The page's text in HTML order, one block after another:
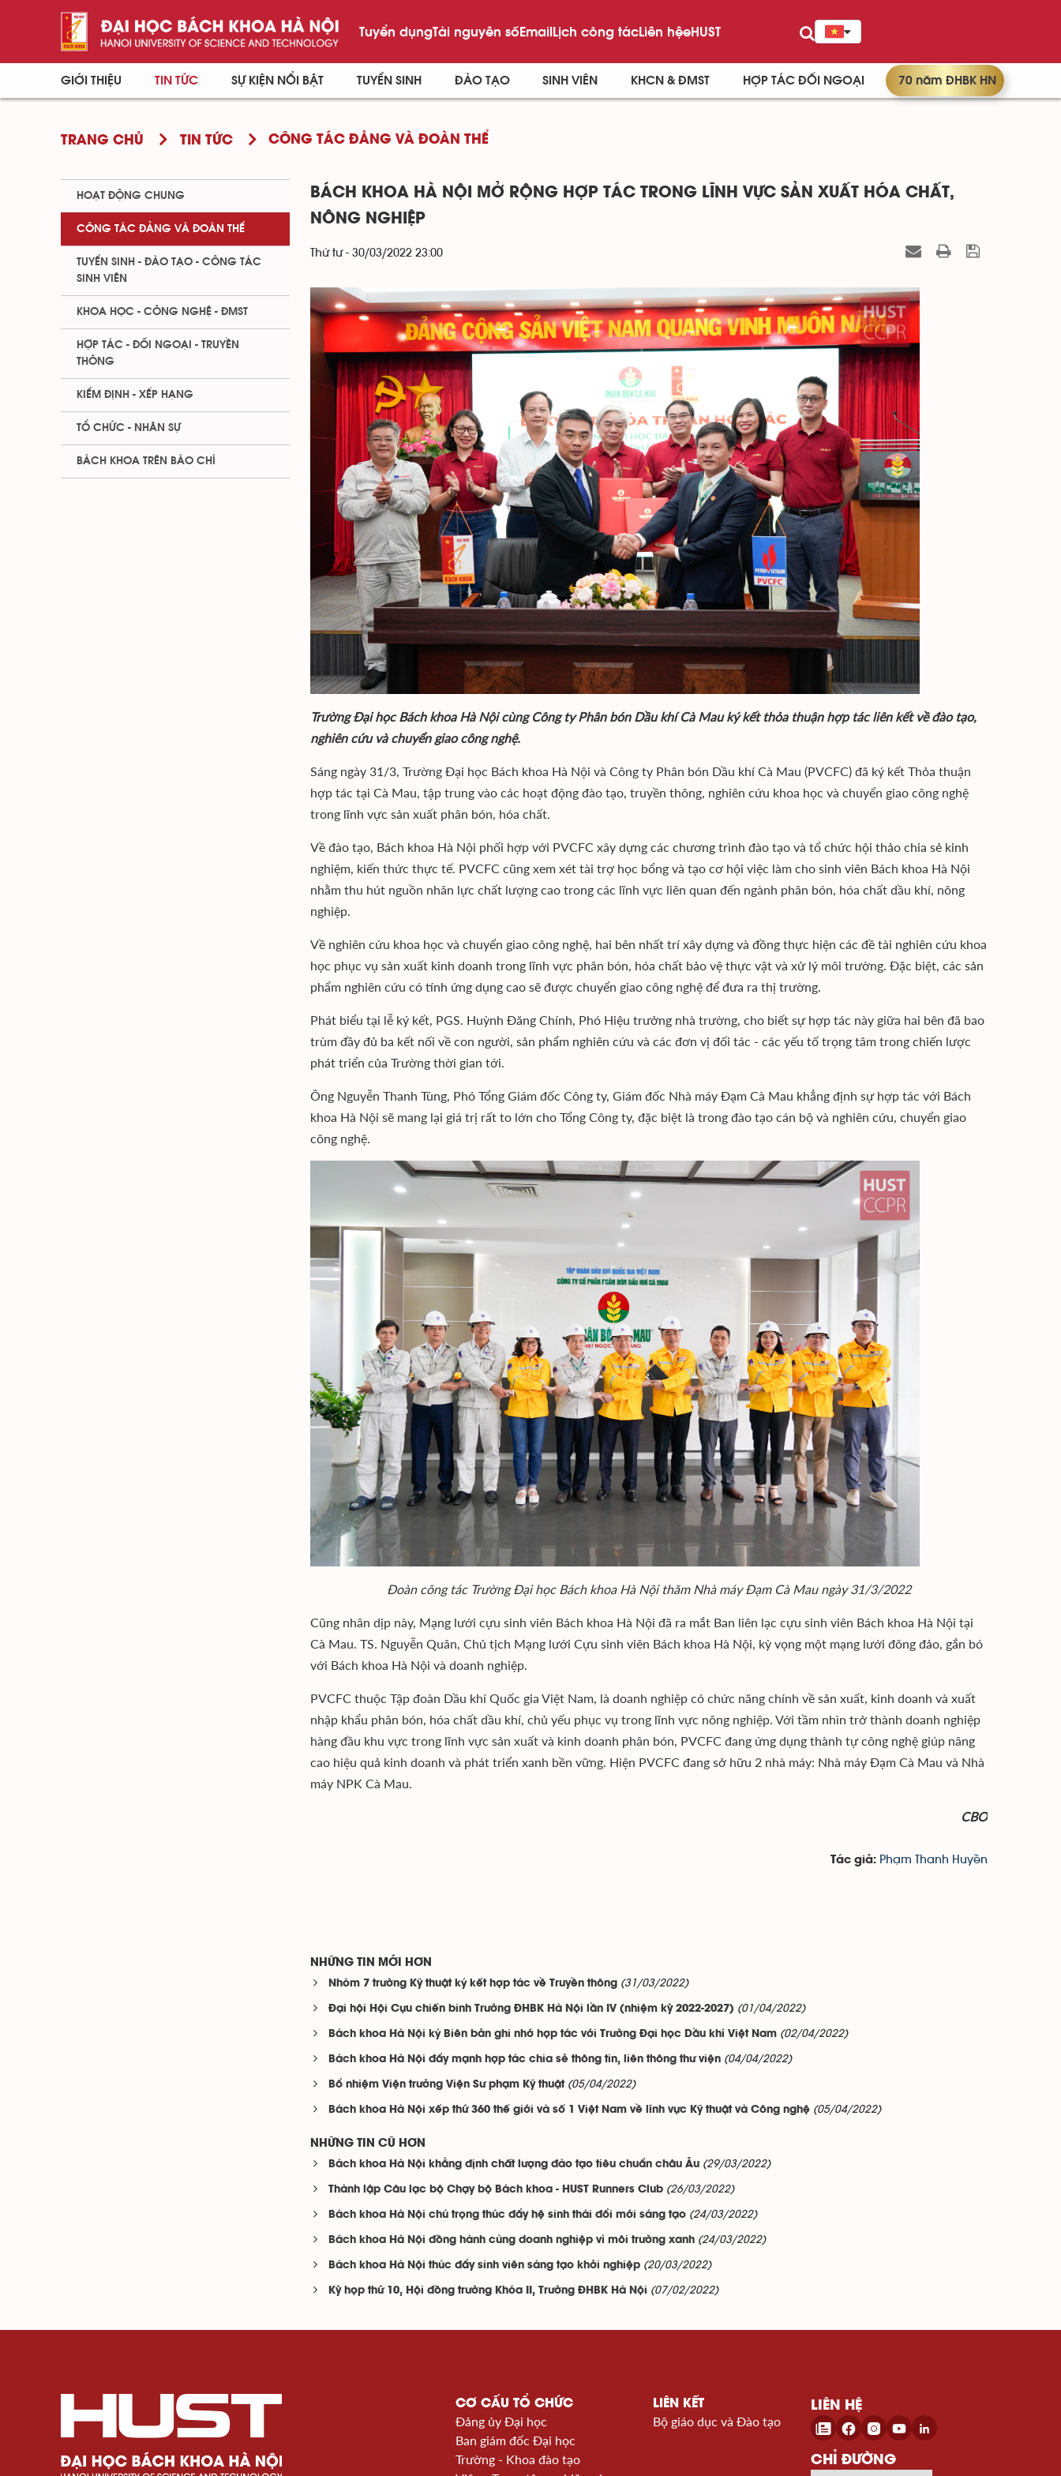
Tuyển dụngTài nguyên sốEmailLịch công tácLiên hệeHUST
GIỚI THIỆU TIN TỨC SỰ KIỆN NỔI BẬT TUYỂN SINH ĐÀO TẠO SINH VIÊN KHCN & ĐMST HỢP TÁC ĐỐI NGOẠI 70 năm ĐHBK HN
TRANG CHỦ TIN TỨC CÔNG TÁC ĐẢNG VÀ ĐOÀN THỂ
BÁCH KHOA HÀ NỘI MỞ RỘNG HỢP TÁC TRONG LĨNH VỰC SẢN XUẤT HÓA CHẤT,
NÔNG NGHIỆP
Thứ tư - 30/03/2022 23:00
Trường Đại học Bách khoa Hà Nội cùng Công ty Phân bón Dầu khí Cà Mau ký kết thỏa thuận hợp tác liên kết về đào tạo,
nghiên cứu và chuyển giao công nghệ.
Sáng ngày 31/3, Trường Đại học Bách khoa Hà Nội và Công ty Phân bón Dầu khí Cà Mau (PVCFC) đã ký kết Thỏa thuận
hợp tác tại Cà Mau, tập trung vào các hoạt động đào tạo, truyền thông, nghiên cứu khoa học và chuyển giao công nghệ
trong lĩnh vực sản xuất phân bón, hóa chất.
Về đào tạo, Bách khoa Hà Nội phối hợp với PVCFC xây dựng các chương trình đào tạo và tổ chức hội thảo chia sẻ kinh
nghiệm, kiến thức thực tế. PVCFC cũng xem xét tài trợ học bổng và tạo cơ hội việc làm cho sinh viên Bách khoa Hà Nội
nhằm thu hút nguồn nhân lực chất lượng cao trong các lĩnh vực liên quan đến ngành phân bón, hóa chất dầu khí, nông
nghiệp.
Về nghiên cứu khoa học và chuyển giao công nghệ, hai bên nhất trí xây dựng và đồng thực hiện các đề tài nghiên cứu khoa
học phục vụ sản xuất kinh doanh trong lĩnh vực phân bón, hóa chất bảo vệ thực vật và xử lý môi trường. Đặc biệt, các sản
phẩm nghiên cứu có tính ứng dụng cao sẽ được chuyển giao công nghệ để đưa ra thị trường.
Phát biểu tại lễ ký kết, PGS. Huỳnh Đăng Chính, Phó Hiệu trưởng nhà trường, cho biết sự hợp tác này giữa hai bên đã bao
trùm đầy đủ ba kết nối về con người, sản phẩm nghiên cứu và các đơn vị đối tác - các yếu tố trọng tâm trong chiến lược
phát triển của Trường thời gian tới.
Ông Nguyễn Thanh Tùng, Phó Tổng Giám đốc Công ty, Giám đốc Nhà máy Đạm Cà Mau khẳng định sự hợp tác với Bách
khoa Hà Nội sẽ mang lại giá trị rất to lớn cho Tổng Công ty, đặc biệt là trong đào tạo cán bộ và nghiên cứu, chuyển giao
công nghệ.
Đoàn công tác Trường Đại học Bách khoa Hà Nội thăm Nhà máy Đạm Cà Mau ngày 31/3/2022
Cũng nhân dịp này, Mạng lưới cựu sinh viên Bách khoa Hà Nội đã ra mắt Ban liên lạc cựu sinh viên Bách khoa Hà Nội tại
Cà Mau. TS. Nguyễn Quân, Chủ tịch Mạng lưới Cựu sinh viên Bách khoa Hà Nội, kỳ vọng một mạng lưới đông đảo, gắn bó
với Bách khoa Hà Nội và doanh nghiệp.
PVCFC thuộc Tập đoàn Dầu khí Quốc gia Việt Nam, là doanh nghiệp có chức năng chính về sản xuất, kinh doanh và xuất
nhập khẩu phân bón, hóa chất dầu khí, chủ yếu phục vụ trong lĩnh vực nông nghiệp. Với tầm nhìn trở thành doanh nghiệp
hàng đầu khu vực trong lĩnh vực sản xuất và kinh doanh phân bón, PVCFC đang ứng dụng thành tự công nghệ giúp nâng
cao hiệu quả kinh doanh và phát triển xanh bền vững. Hiện PVCFC đang sở hữu 2 nhà máy: Nhà máy Đạm Cà Mau và Nhà
máy NPK Cà Mau.
CBO
Tác giả: Phạm Thanh Huyền
NHỮNG TIN MỚI HƠN
Nhóm 7 trường Kỹ thuật ký kết hợp tác về Truyền thông (31/03/2022)
Đại hội Hội Cựu chiến binh Trường ĐHBK Hà Nội lần IV (nhiệm kỳ 2022-2027) (01/04/2022)
Bách khoa Hà Nội ký Biên bản ghi nhớ hợp tác với Trường Đại học Dầu khí Việt Nam (02/04/2022)
Bách khoa Hà Nội đẩy mạnh hợp tác chia sẻ thông tin, liên thông thư viện (04/04/2022)
Bổ nhiệm Viện trưởng Viện Sư phạm Kỹ thuật (05/04/2022)
Bách khoa Hà Nội xếp thứ 360 thế giới và số 1 Việt Nam về lĩnh vực Kỹ thuật và Công nghệ (05/04/2022)
NHỮNG TIN CŨ HƠN
Bách khoa Hà Nội khẳng định chất lượng đào tạo tiêu chuẩn châu Âu (29/03/2022)
Thành lập Câu lạc bộ Chạy bộ Bách khoa - HUST Runners Club (26/03/2022)
Bách khoa Hà Nội chú trọng thúc đẩy hệ sinh thái đổi mới sáng tạo (24/03/2022)
Bách khoa Hà Nội đồng hành cùng doanh nghiệp vì môi trường xanh (24/03/2022)
Bách khoa Hà Nội thúc đẩy sinh viên sáng tạo khởi nghiệp (20/03/2022)
Kỳ họp thứ 10, Hội đồng trường Khóa II, Trường ĐHBK Hà Nội (07/02/2022)
HOẠT ĐỘNG CHUNG
CÔNG TÁC ĐẢNG VÀ ĐOÀN THỂ
TUYỂN SINH - ĐÀO TẠO - CÔNG TÁC
SINH VIÊN
KHOA HỌC - CÔNG NGHỆ - ĐMST
HỢP TÁC - ĐỐI NGOẠI - TRUYỀN
THÔNG
KIỂM ĐỊNH - XẾP HẠNG
TỔ CHỨC - NHÂN SỰ
BÁCH KHOA TRÊN BÁO CHÍ
CƠ CẤU TỔ CHỨC
Đảng ủy Đại học
Ban giám đốc Đại học
Trường - Khoa đào tạo
LIÊN KẾT
Bộ giáo dục và Đào tạo
LIÊN HỆ
CHỈ ĐƯỜNG